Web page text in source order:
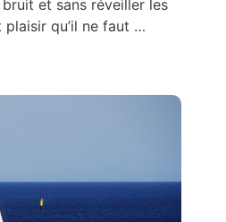
et sans réveiller les
qu’il ne faut …